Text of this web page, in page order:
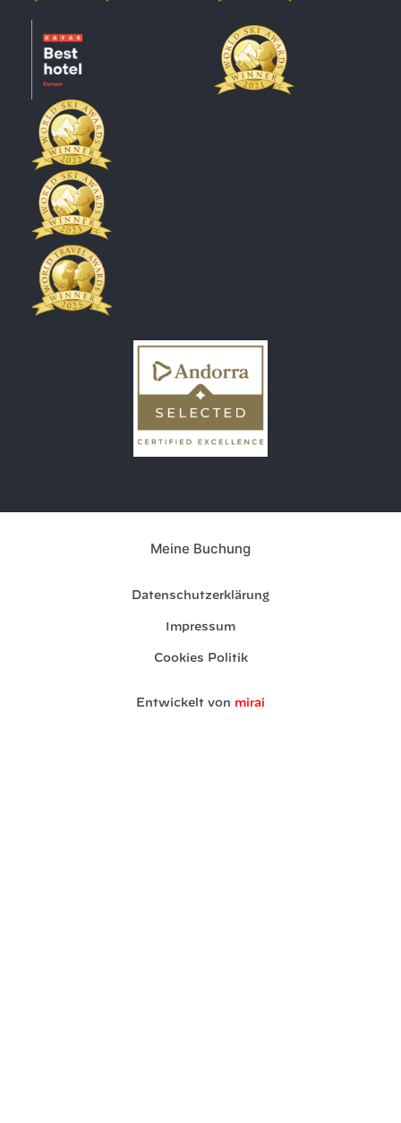
Meine Buchung
Datenschutzerklärung
Impressum
Cookies Politik
Entwickelt von mirai